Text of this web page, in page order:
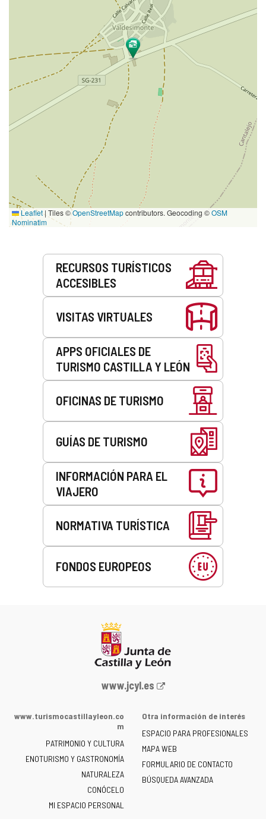
Leaflet| Tiles ©OpenStreetMapcontributors. Geocoding ©OSM
Nominatim
RECURSOS TURÍSTICOS
ACCESIBLES
VISITAS VIRTUALES
APPS OFICIALES DE
TURISMO CASTILLA Y LEÓN
OFICINAS DE TURISMO
GUÍAS DE TURISMO
INFORMACIÓN PARA EL
VIAJERO
NORMATIVA TURÍSTICA
FONDOS EUROPEOS
Portal
la
de
Castilla
y
León
-
www.jcyl.es
www.turismocastillayleon.co
m
PATRIMONIO Y CULTURA
ENOTURISMO Y GASTRONOMÍA
NATURALEZA
CONÓCELO
MI ESPACIO PERSONAL
Otra información de interés
ESPACIO PARA PROFESIONALES
MAPA WEB
FORMULARIO DE CONTACTO
BÚSQUEDA AVANZADA